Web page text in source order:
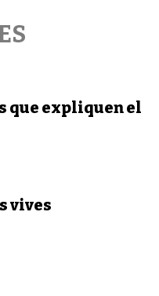
que expliquen el
vives